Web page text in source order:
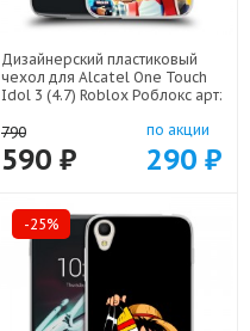
Дизайнерский пластиковый
чехол для Alcatel One Touch
Idol 3 (4.7) Roblox Роблокс арт:
790
590 ₽
по акции
290 ₽
-25%